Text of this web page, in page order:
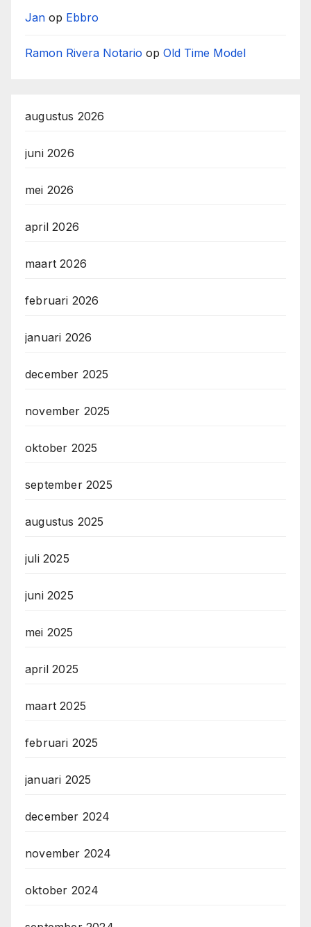
Jan op Ebbro
Ramon Rivera Notario op Old Time Model
augustus 2026
juni 2026
mei 2026
april 2026
maart 2026
februari 2026
januari 2026
december 2025
november 2025
oktober 2025
september 2025
augustus 2025
juli 2025
juni 2025
mei 2025
april 2025
maart 2025
februari 2025
januari 2025
december 2024
november 2024
oktober 2024